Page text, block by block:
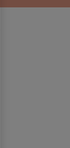
Bli medlem